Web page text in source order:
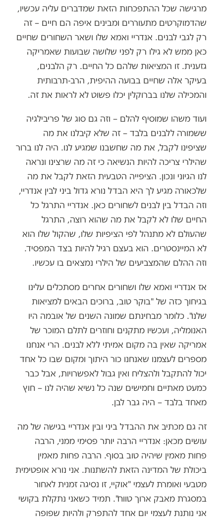
מרגישה שכל ההתפכחות הזאת שמדברים עליה עכשיו,
שהדמוקרטים מתעוררים ומבינים איפה הם חיים – זה
רק לגבי לבנים. אנדריי ואמא שלו ושאר השחורים שחיים
כאן ממש לא גילו רק לפני שלושה שבועות שאמריקה
גזענית. זו המציאות שלהם כל החיים. רק הלבנים,
בעיקר אלה שחיים בבועה ההיפית, הרב-תרבותית
והמכילה שלנו בברוקלין יכלו פשוט לא לראות את זה.
ועוד משהו שמוסיף להלם – וזה גם סוג של פריבילגיה
ששמורה ללבנים בלבד – זה שלא קיבלנו את מה
שציפינו לקבל, את מה שחשבנו שמגיע לנו. היה לנו ברור
שהילרי צריכה להיות הנשיאה כי זה מה שרצינו ונראה
לנו הגיוני ונכון. הציפייה הטבעית הזאת לקבל את מה
שלכאורה מגיע לך היא הבדל נורא גדול ביני לבין אנדריי,
וזה הבדל בין לבנים לשחורים כאן. אנדריי התרגל כל
החיים שלו לא לקבל את מה שהוא רוצה, התרגל
שהעולם לא מתנהל לפי הציפיות שלו, שהקול שלו הוא
לא המיינסטרים. הוא בעצם רגיל להיות בצד המפסיד.
וזה ההלם שהמצביעים של הילרי נמצאים בו עכשיו.
אז אנדריי ואמא שלו ושחורים אחרים מסתכלים עלינו
בגיחוך כזה של "בוקר טוב, ברוכים הבאים למציאות
שלנו". כלומר מבחינתם שמונה השנים של אובמה היו
האנומליה, ועכשיו מתקנים וחוזרים לתלם המוכר של
אמריקה שאין בה מקום אמיתי ללא לבנים. הרי אנחנו
מספרים לעצמנו שאנחנו כור היתוך ומקום שבו כל אחד
יכול להתקבל ולהצליח ואין גבול לאפשרויות, אבל כבר
כמעט מאתיים וחמישים שנה כל נשיא שהיה לנו – חוץ
מאחד בלבד – היה גבר לבן.
זה גם מכתיב את ההבדל ביני ובין אנדריי בגישה של מה
עושים מכאן: אנדריי הרבה יותר פסימי ממני, הרבה
פחות מאמין שיהיה טוב בסוף. הרבה פחות מאמין
ביכולת של המדינה הזאת להשתנות. אני נורא אופטימית
מטבעי ואומרת לעצמי "אוקיי, זו נסיגה זמנית לאחור
במסגרת מאבק ארוך טווח". תמיד כשאני נתקלת בקושי
אני נותנת לעצמי יום אחד להתפרק ולהיות שפופה